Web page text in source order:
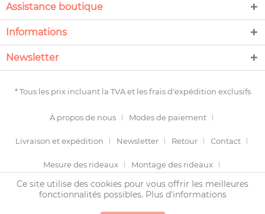
Assistance boutique
Informations
Newsletter
* Tous les prix incluant la TVA et lesfrais d'expédition exclusifs
À propos de nous Modes de paiement
Livraison et expédition Newsletter Retour Contact
Mesure des rideaux Montage des rideaux
Termes et conditions Droit de révocation
Protection des données Imprimer
Ce site utilise des cookies pour vous offrir les meilleures
fonctionnalités possibles. Plus d'informations